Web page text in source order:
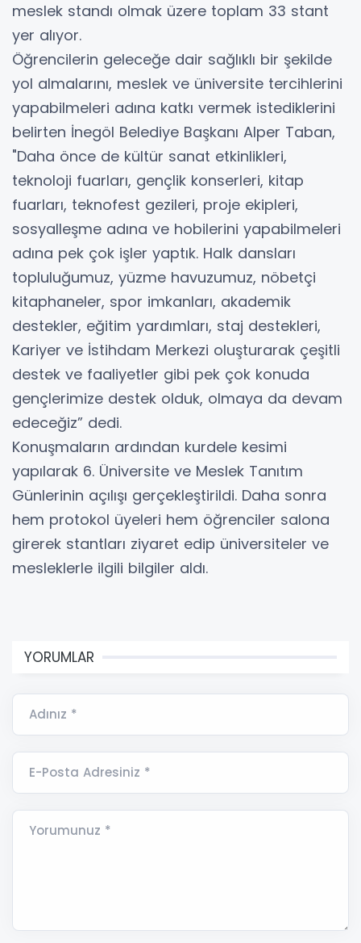
meslek standı olmak üzere toplam 33 stant
yer alıyor.
Öğrencilerin geleceğe dair sağlıklı bir şekilde
yol almalarını, meslek ve üniversite tercihlerini
yapabilmeleri adına katkı vermek istediklerini
belirten İnegöl Belediye Başkanı Alper Taban,
"Daha önce de kültür sanat etkinlikleri,
teknoloji fuarları, gençlik konserleri, kitap
fuarları, teknofest gezileri, proje ekipleri,
sosyalleşme adına ve hobilerini yapabilmeleri
adına pek çok işler yaptık. Halk dansları
topluluğumuz, yüzme havuzumuz, nöbetçi
kitaphaneler, spor imkanları, akademik
destekler, eğitim yardımları, staj destekleri,
Kariyer ve İstihdam Merkezi oluşturarak çeşitli
destek ve faaliyetler gibi pek çok konuda
gençlerimize destek olduk, olmaya da devam
edeceğiz” dedi.
Konuşmaların ardından kurdele kesimi
yapılarak 6. Üniversite ve Meslek Tanıtım
Günlerinin açılışı gerçekleştirildi. Daha sonra
hem protokol üyeleri hem öğrenciler salona
girerek stantları ziyaret edip üniversiteler ve
mesleklerle ilgili bilgiler aldı.
YORUMLAR
Adınız *
E-Posta Adresiniz *
Yorumunuz *